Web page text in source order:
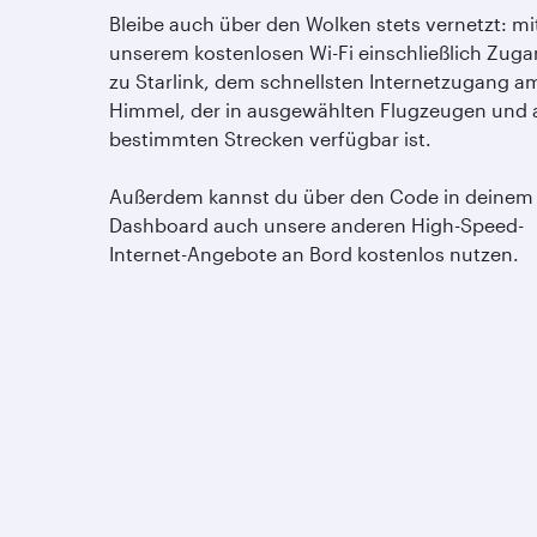
Bleibe auch über den Wolken stets vernetzt:
unserem kostenlosen Wi-Fi einschließlich
zu Starlink, dem schnellsten Internetzugang
Himmel, der in ausgewählten Flugzeugen und
bestimmten Strecken verfügbar ist.
Außerdem kannst du über den Code in deinem
Dashboard auch unsere anderen High-Speed-
Internet-Angebote an Bord kostenlos nutzen.